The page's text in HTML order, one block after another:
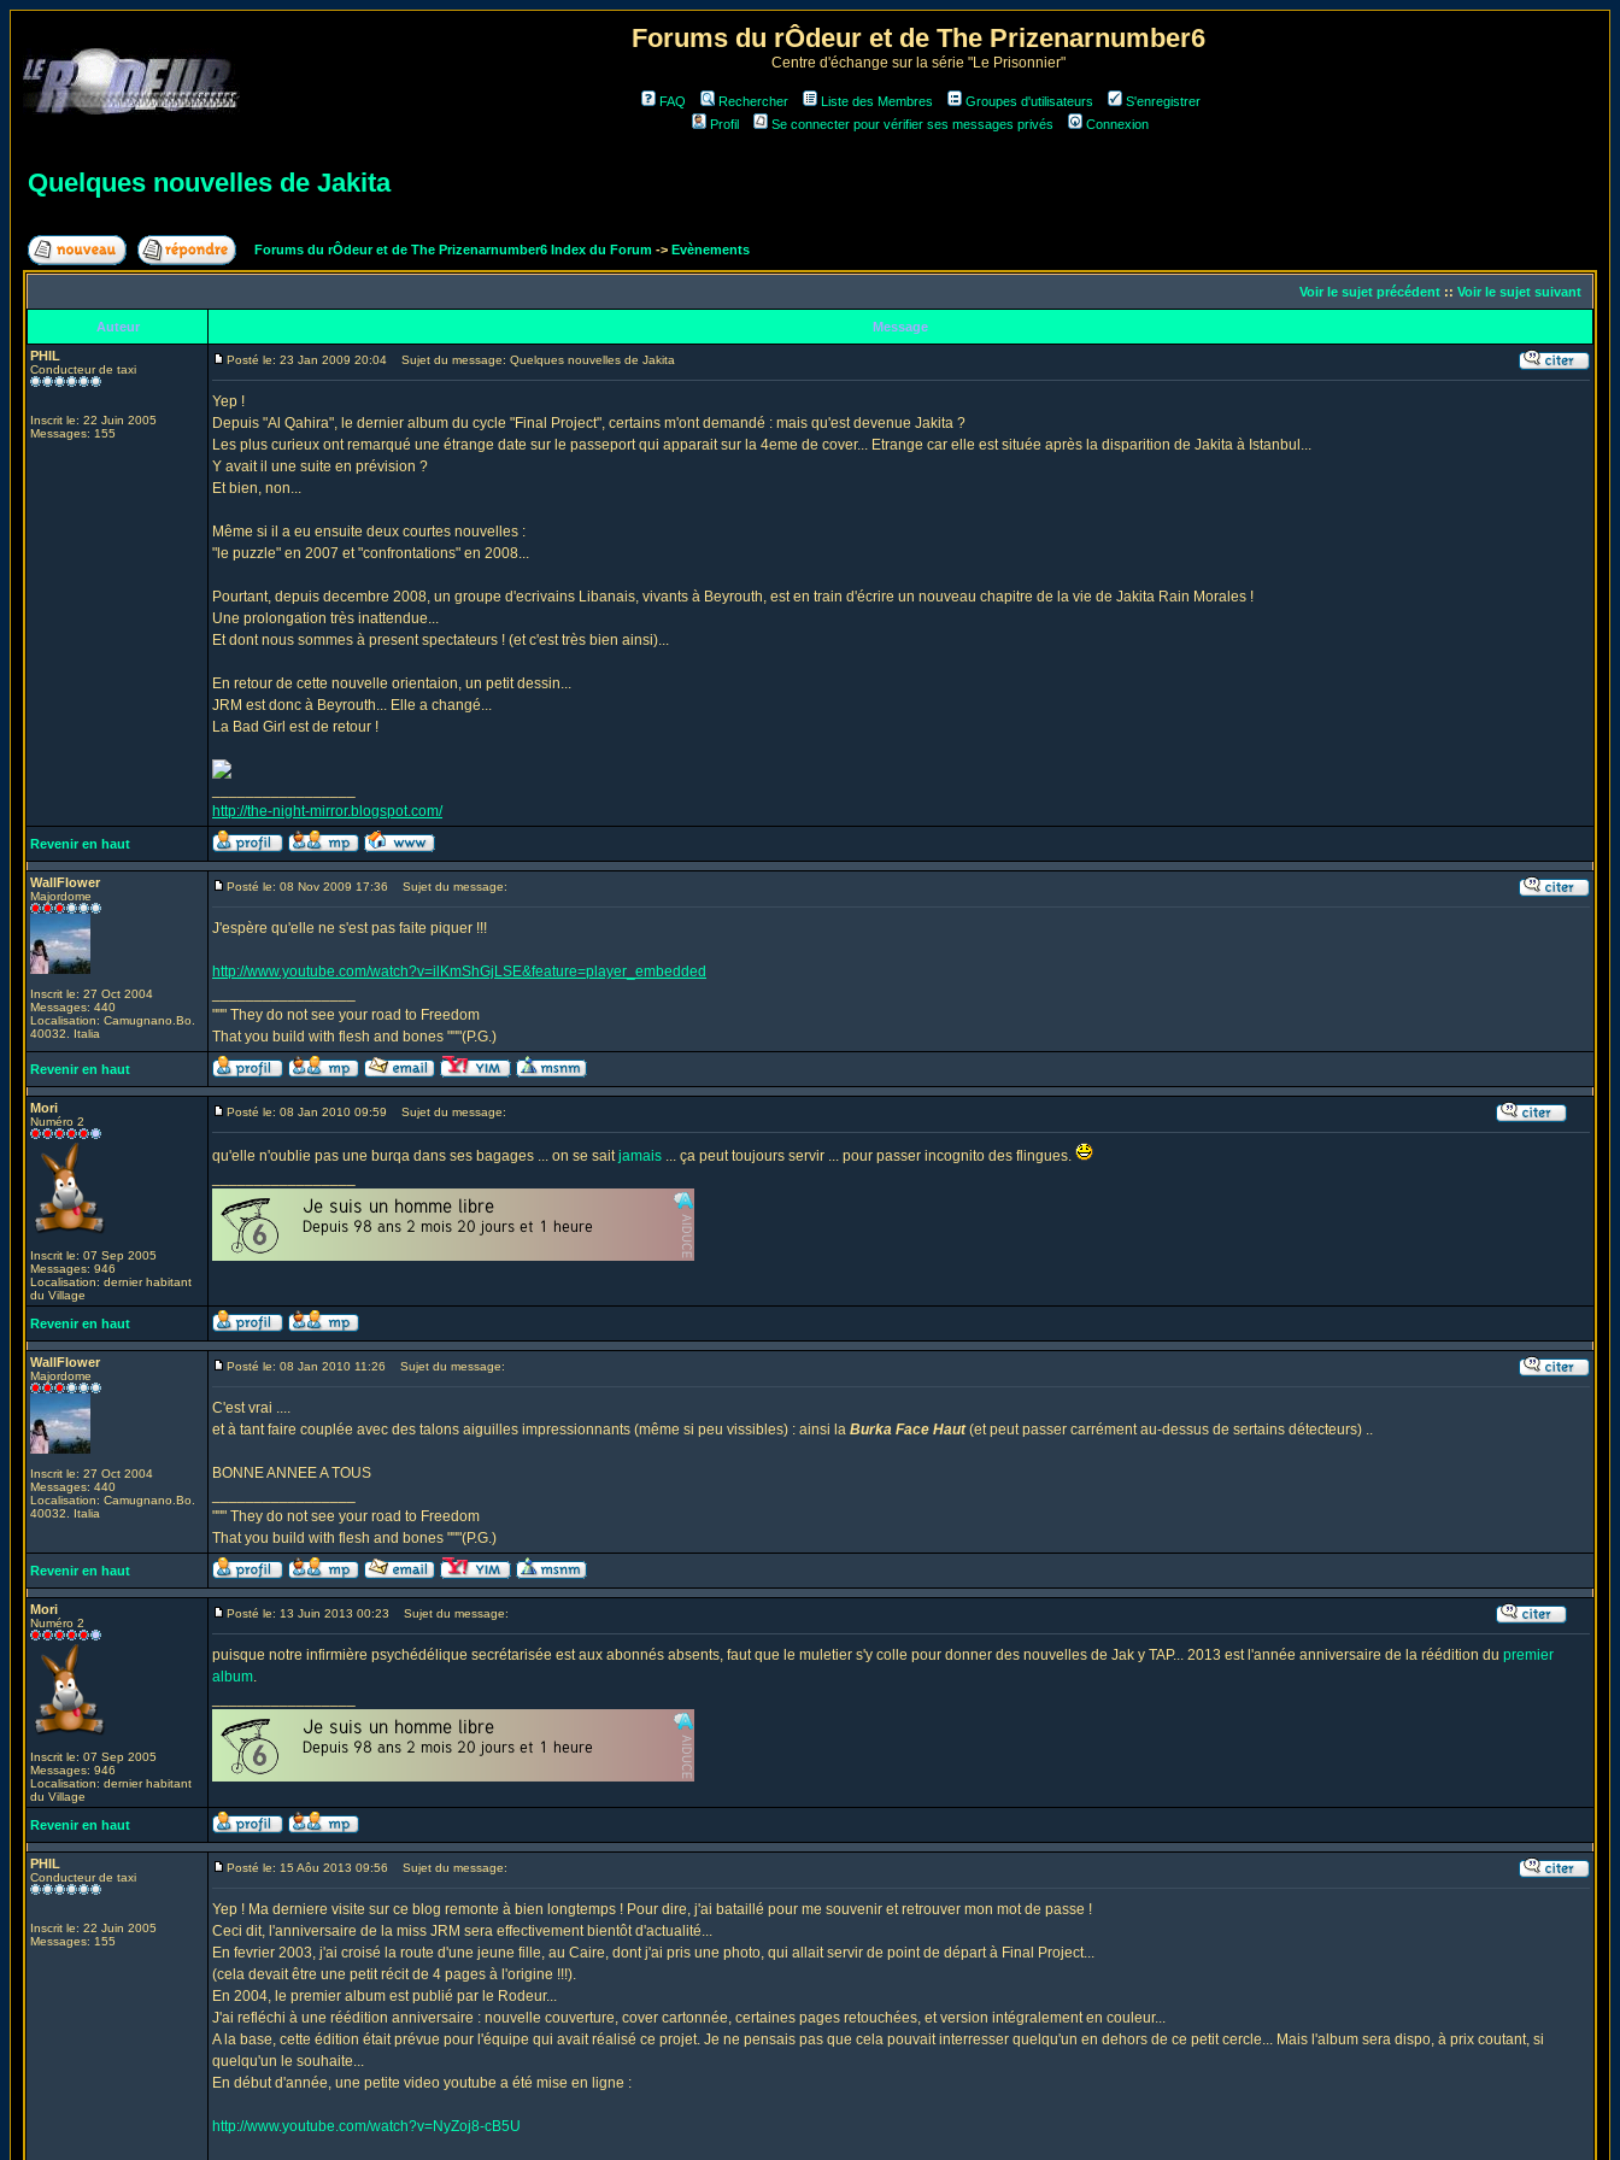
Forums du rÔdeur et de The Prizenarnumber6
Centre d'échange sur la série "Le Prisonnier"
FAQ Rechercher Liste des Membres Groupes d'utilisateurs
S'enregistrer
Profil
Se connecter pour vérifier ses messages privés Connexion
Quelques nouvelles de Jakita
Forums du rÔdeur et de The Prizenarnumber6 Index du Forum -> Evènements
Voir le sujet précédent :: Voir le sujet suivant
Auteur
Message
PHIL
Conducteur de taxi
Inscrit le: 22 Juin 2005
Messages: 155
Posté le: 23 Jan 2009 20:04 Sujet du message: Quelques nouvelles de Jakita
Yep !
Depuis "Al Qahira", le dernier album du cycle "Final Project", certains m'ont demandé : mais qu'est devenue Jakita ?
Les plus curieux ont remarqué une étrange date sur le passeport qui apparait sur la 4eme de cover... Etrange car elle est située après la disparition de Jakita à Istanbul...
Y avait il une suite en prévision ?
Et bien, non...
Même si il a eu ensuite deux courtes nouvelles :
"le puzzle" en 2007 et "confrontations" en 2008...
Pourtant, depuis decembre 2008, un groupe d'ecrivains Libanais, vivants à Beyrouth, est en train d'écrire un nouveau chapitre de la vie de Jakita Rain Morales !
Une prolongation très inattendue...
Et dont nous sommes à present spectateurs ! (et c'est très bien ainsi)...
En retour de cette nouvelle orientaion, un petit dessin...
JRM est donc à Beyrouth... Elle a changé...
La Bad Girl est de retour !
http://the-night-mirror.blogspot.com/
Revenir en haut
WallFlower
Majordome
Inscrit le: 27 Oct 2004
Messages: 440
Localisation: Camugnano.Bo.
40032. Italia
Posté le: 08 Nov 2009 17:36 Sujet du message:
J'espère qu'elle ne s'est pas faite piquer !!!
http://www.youtube.com/watch?v=ilKmShGjLSE&feature=player_embedded
""" They do not see your road to Freedom
That you build with flesh and bones """(P.G.)
Revenir en haut
Mori
Numéro 2
Inscrit le: 07 Sep 2005
Messages: 946
Localisation: dernier habitant
du Village
Posté le: 08 Jan 2010 09:59 Sujet du message:
qu'elle n'oublie pas une burqa dans ses bagages ... on se saitjamais ... ça peut toujours servir ... pour passer incognito des flingues.
Revenir en haut
WallFlower
Majordome
Inscrit le: 27 Oct 2004
Messages: 440
Localisation: Camugnano.Bo.
40032. Italia
Posté le: 08 Jan 2010 11:26 Sujet du message:
C'est vrai ....
et à tant faire couplée avec des talons aiguilles impressionnants (même si peu vissibles) : ainsi la Burka Face Haut (et peut passer carrément au-dessus de sertains détecteurs) ..
BONNE ANNEE A TOUS
""" They do not see your road to Freedom
That you build with flesh and bones """(P.G.)
Revenir en haut
Mori
Numéro 2
Inscrit le: 07 Sep 2005
Messages: 946
Localisation: dernier habitant
du Village
Posté le: 13 Juin 2013 00:23 Sujet du message:
puisque notre infirmière psychédélique secrétarisée est aux abonnés absents, faut que le muletier s'y colle pour donner des nouvelles de Jak y TAP... 2013 est l'année anniversaire de la réédition du premier
album.
Revenir en haut
PHIL
Conducteur de taxi
Inscrit le: 22 Juin 2005
Messages: 155
Posté le: 15 Aôu 2013 09:56 Sujet du message:
Yep ! Ma derniere visite sur ce blog remonte à bien longtemps ! Pour dire, j'ai bataillé pour me souvenir et retrouver mon mot de passe !
Ceci dit, l'anniversaire de la miss JRM sera effectivement bientôt d'actualité...
En fevrier 2003, j'ai croisé la route d'une jeune fille, au Caire, dont j'ai pris une photo, qui allait servir de point de départ à Final Project...
(cela devait être une petit récit de 4 pages à l'origine !!!).
En 2004, le premier album est publié par le Rodeur...
J'ai refléchi à une réédition anniversaire : nouvelle couverture, cover cartonnée, certaines pages retouchées, et version intégralement en couleur...
A la base, cette édition était prévue pour l'équipe qui avait réalisé ce projet. Je ne pensais pas que cela pouvait interresser quelqu'un en dehors de ce petit cercle... Mais l'album sera dispo, à prix coutant, si
quelqu'un le souhaite...
En début d'année, une petite video youtube a été mise en ligne :
http://www.youtube.com/watch?v=NyZoj8-cB5U